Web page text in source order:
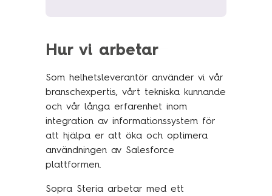
Hur vi arbetar
Som helhetsleverantör använder vi vår
branschexpertis, vårt tekniska kunnande
och vår långa erfarenhet inom
integration av informationssystem för
att hjälpa er att öka och optimera
användningen av Salesforce
plattformen.
Sopra Steria arbetar med ett